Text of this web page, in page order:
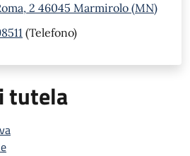
2 46045 Marmirolo (MN)
(Telefono)
tutela